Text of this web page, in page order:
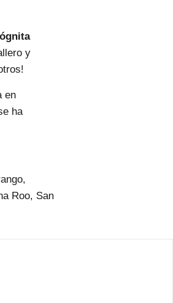
y
en
ha
Roo, San